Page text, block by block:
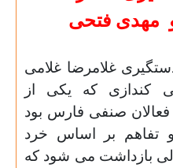
مهدی فتحی
غلامرضا غلامی
کندازی که یکی از
فعالان صنفی فارس بود
تفاهم بر اساس خرد
بازداشت می شود که